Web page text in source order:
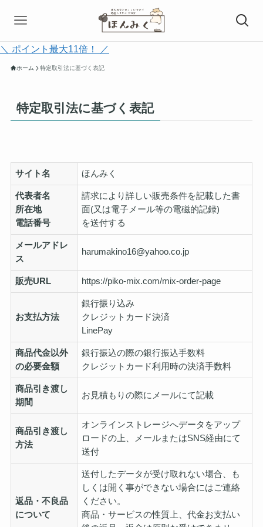
＼ ポイント最大11倍！ ／
ホーム 特定取引法に基づく表記
特定取引法に基づく表記
サイト名 ほんみく
代表者名
所在地
電話番号
請求により詳しい販売条件を記載した書
面(又は電子メール等の電磁的記録)
を送付する
メールアドレ
ス
harumakino16@yahoo.co.jp
販売URL https://piko-mix.com/mix-order-page
お支払方法
銀行振り込み
クレジットカード決済
LinePay
商品代金以外
の必要金額
銀行振込の際の銀行振込手数料
クレジットカード利用時の決済手数料
商品引き渡し
期間
お見積もりの際にメールにて記載
商品引き渡し
方法
オンラインストレージへデータをアップ
ロードの上、メールまたはSNS経由にて
送付
返品・不良品
について
送付したデータが受け取れない場合、も
しくは開く事ができない場合にはご連絡
ください。
商品・サービスの性質上、代金お支払い